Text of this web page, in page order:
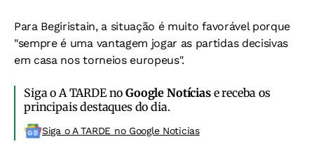
Para Begiristain, a situação é muito favorável porque
"sempre é uma vantagem jogar as partidas decisivas
em casa nos torneios europeus".
Siga o A TARDE noGoogle Notíciase receba os
principais destaques do dia.
Siga o A TARDE no Google Noticias